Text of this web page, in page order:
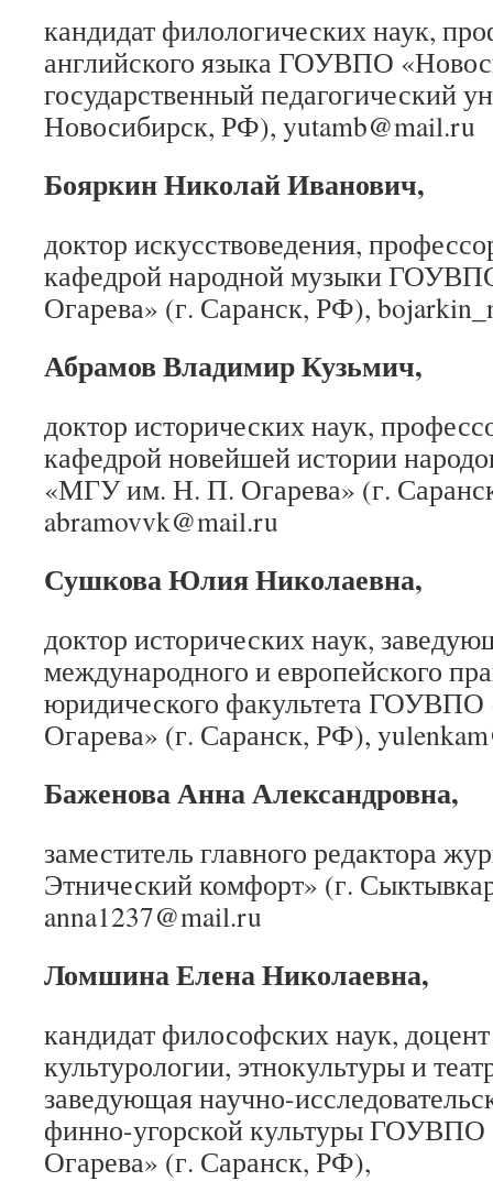
кандидат филологических наук,
английского языка ГОУВПО
государственный педагогический
Новосибирск, РФ), yutamb@mail.ru
Бояркин НиколайИванович,
доктор искусствоведения,
кафедрой народной музыки
Огарева» (г. Саранск, РФ),
Абрамов ВладимирКузьмич,
доктор исторических наук,
кафедрой новейшей истории
«МГУ им. Н. П. Огарева» (г.
abramovvk@mail.ru
Сушкова Юлия Николаевна,
доктор исторических наук,
международного и европейского
юридического факультета
Огарева» (г. Саранск, РФ),
Баженова Анна Александровна,
заместитель главного редактора
Этнический комфорт» (г.
anna1237@mail.ru
Ломшина Елена Николаевна,
кандидат философских наук,
культурологии, этнокультуры и
заведующая научно-
финно-угорской культуры
Огарева» (г. Саранск, РФ),